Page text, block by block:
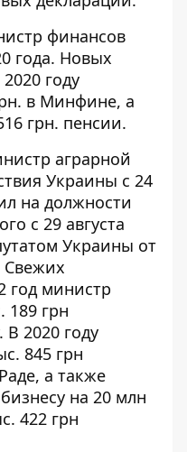
финансов
года. Новых
году
в Минфине, а
грн. пенсии.
аграрной
Украины с 24
на должности
с 29 августа
Украины от
Свежих
год министр
189 грн
В 2020 году
845 грн
а также
на 20 млн
422 грн